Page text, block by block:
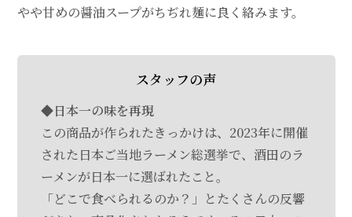
やや甘めの醤油スープがちぢれ麺に良く絡みます。
スタッフの声
◆日本一の味を再現
この商品が作られたきっかけは、2023年に開催
された日本ご当地ラーメン総選挙で、酒田のラ
ーメンが日本一に選ばれたこと。
「どこで食べられるのか？」とたくさんの反響